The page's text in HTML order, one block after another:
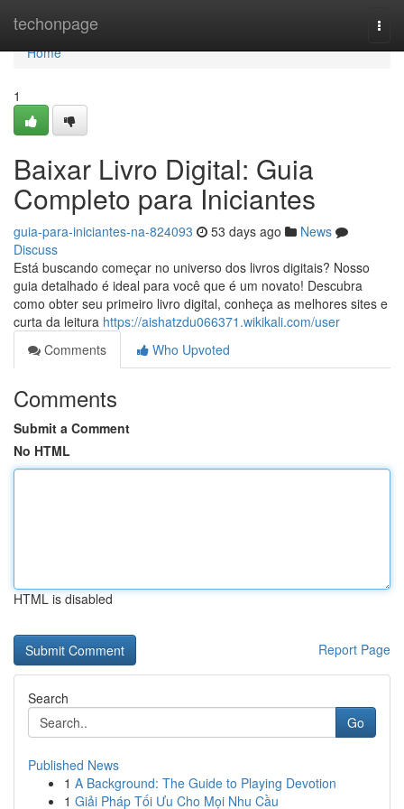
techonpage
Home
Home
1
Baixar Livro Digital: Guia
Completo para Iniciantes
guia-para-iniciantes-na-824093 53 days ago
News
Discuss
Está buscando começar no universo dos livros digitais? Nosso
guia detalhado é ideal para você que é um novato! Descubra
como obter seu primeiro livro digital, conheça as melhores sites e
curta da leitura https://aishatzdu066371.wikikali.com/user
Comments
Who Upvoted
Comments
Submit a Comment
No HTML
HTML is disabled
Report Page
Search
Go
Published News
1 A Background: The Guide to Playing Devotion
1 Giải Pháp Tối Ưu Cho Mọi Nhu Cầu